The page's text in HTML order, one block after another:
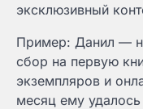
эксклюзивный
Пример: Данил —
сбор на первую
экземпляров и
месяц ему